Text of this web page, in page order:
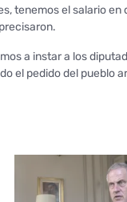
tenemos el salario
a instar a los
el pedido del pueblo